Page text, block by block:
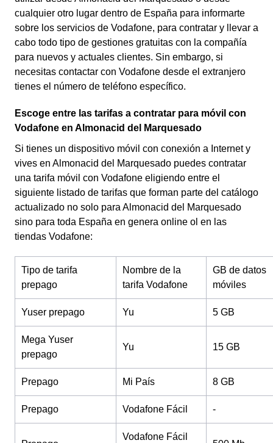
cualquier otro lugar dentro de España para informarte
sobre los servicios de Vodafone, para contratar y llevar a
cabo todo tipo de gestiones gratuitas con la compañía
para nuevos y actuales clientes. Sin embargo, si
necesitas contactar con Vodafone desde el extranjero
tienes el número de teléfono específico.
Escoge entre las tarifas a contratar para móvil con
Vodafone en Almonacid del Marquesado
Si tienes un dispositivo móvil con conexión a Internet y
vives en Almonacid del Marquesado puedes contratar
una tarifa móvil con Vodafone eligiendo entre el
siguiente listado de tarifas que forman parte del catálogo
actualizado no solo para Almonacid del Marquesado
sino para toda España en genera online ol en las
tiendas Vodafone:
Tipo de tarifa
prepago
Nombre de la
tarifa Vodafone
GB de datos
móviles
Yuser prepago Yu 5 GB
Mega Yuser
prepago
Yu 15 GB
Prepago Mi País 8 GB
Prepago Vodafone Fácil -
Vodafone Fácil